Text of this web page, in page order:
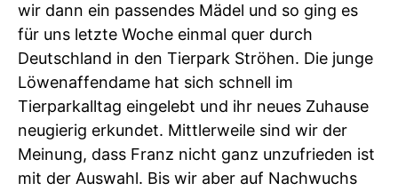
wir dann ein passendes Mädel und so ging es
für uns letzte Woche einmal quer durch
Deutschland in den Tierpark Ströhen. Die junge
Löwenaffendame hat sich schnell im
Tierparkalltag eingelebt und ihr neues Zuhause
neugierig erkundet. Mittlerweile sind wir der
Meinung, dass Franz nicht ganz unzufrieden ist
mit der Auswahl. Bis wir aber auf Nachwuchs